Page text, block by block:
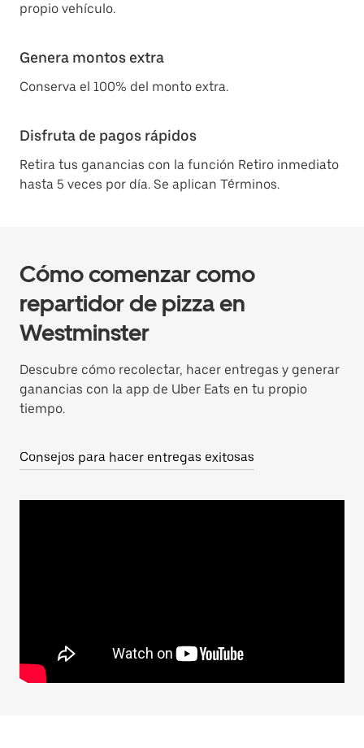
propio vehículo.
Genera montos extra
Conserva el 100% del monto extra.
Disfruta de pagos rápidos
Retira tus ganancias con la función Retiro inmediato
hasta 5 veces por día. Se aplican Términos.
Cómo comenzar como
repartidor de pizza en
Westminster
Descubre cómo recolectar, hacer entregas y generar
ganancias con la app de Uber Eats en tu propio
tiempo.
Consejos para hacer entregas exitosas